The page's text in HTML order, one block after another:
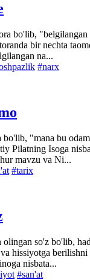
bo'lib,
bir nechta
na...
#narx
"mana bu
Pilatning Isoga
mavzu va Ni...
#tarix
so'z bo'lib,
hissiyotga
nisbata...
#san'at